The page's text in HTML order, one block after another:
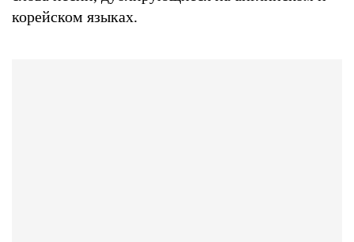
корейском языках.